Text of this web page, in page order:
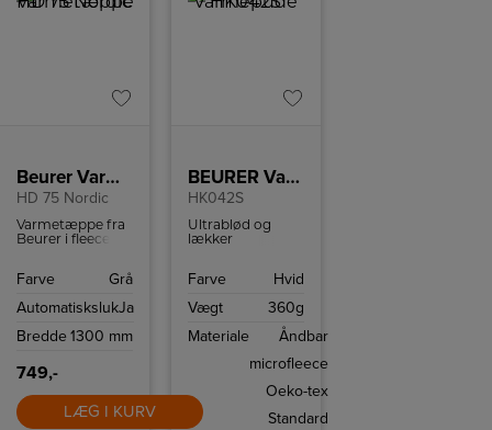
Beurer Varmetæppe
HD 75 Nordic
Varmetæppe fra
Beurer i fleece
og auomatisk
Farve
Grå
AutomatiskslukJa
Bredde 1300 mm
749,-
LÆG I KURV
BEURER Varmepude
HK042S
Ultrablød og
lækker
microfleece, som
behagelig og
lunende varme
på de kolde dage.
fra Beurer er i
højeste kvalitet.
Farve
Hvid
Vægt
360g
Materiale
Åndbar
microfleece
Oeko-tex
Standard